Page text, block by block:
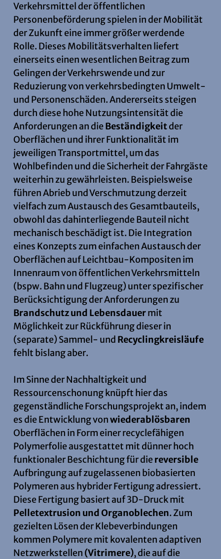
Verkehrsmittel der öffentlichen
Personenbeförderung spielen in der Mobilität
der Zukunft eine immer größer werdende
Rolle. Dieses Mobilitätsverhalten liefert
einerseits einen wesentlichen Beitrag zum
Gelingen der Verkehrswende und zur
Reduzierung von verkehrsbedingten Umwelt-
und Personenschäden. Andererseits steigen
durch diese hohe Nutzungsintensität die
Anforderungen an dieBeständigkeitder
Oberflächen und ihrer Funktionalität im
jeweiligen Transportmittel, um das
Wohlbefinden und die Sicherheit der Fahrgäste
weiterhin zu gewährleisten. Beispielsweise
führen Abrieb und Verschmutzung derzeit
vielfach zum Austausch des Gesamtbauteils,
obwohl das dahinterliegende Bauteil nicht
mechanisch beschädigt ist. Die Integration
eines Konzepts zum einfachen Austausch der
Oberflächen auf Leichtbau-Kompositen im
Innenraum von öffentlichen Verkehrsmitteln
(bspw. Bahn und Flugzeug) unter spezifischer
Berücksichtigung der Anforderungen zu
Brandschutz und Lebensdauermit
Möglichkeit zur Rückführung dieser in
(separate) Sammel- und Recyclingkreisläufe
fehlt bislang aber.
Im Sinne der Nachhaltigkeit und
Ressourcenschonung knüpft hier das
gegenständliche Forschungsprojekt an, indem
es die Entwicklung vonwiederablösbaren
Oberflächen in Form einer recyclefähigen
Polymerfolie ausgestattet mit dünner hoch
funktionaler Beschichtung für diereversible
Aufbringung auf zugelassenen biobasierten
Polymeren aus hybrider Fertigung adressiert.
Diese Fertigung basiert auf 3D-Druck mit
Pelletextrusion und Organoblechen. Zum
gezielten Lösen der Klebeverbindungen
kommen Polymere mit kovalenten adaptiven
Netzwerkstellen (Vitrimere), die auf die